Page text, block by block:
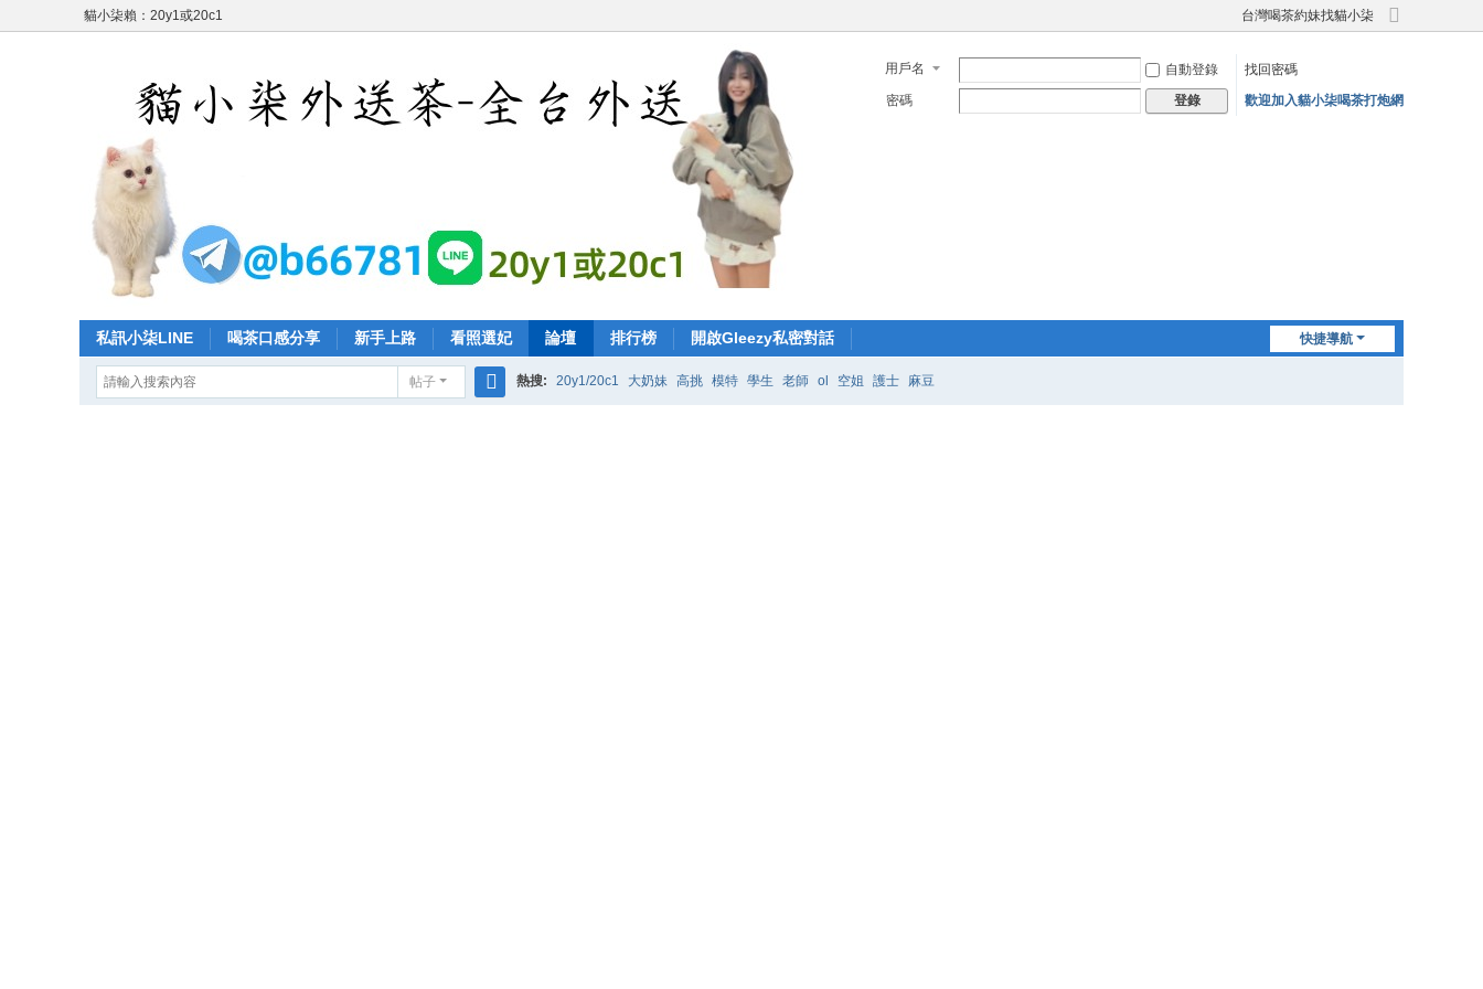
貓小柒賴：20y1或20c1 台灣喝茶約妹找貓小柒
切
寬
用戶名 自動登錄
找回密碼
密碼
登錄 歡迎加入貓小柒喝茶打炮網
快捷導航
私訊小柒LINE 喝茶口感分享 新手上路 看照選妃 論壇 排行榜 開啟Gleezy私密對話
帖子 熱搜: 20y1/20c1 大奶妹 高挑 模特 學生 老師 ol 空姐 護士 麻豆